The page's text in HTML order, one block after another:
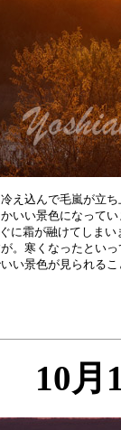
え込んで毛嵐が立
いい景色になって
に霜が融けてしま
。寒くなったとい
10月